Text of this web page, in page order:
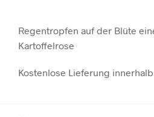
Regentropfen auf der Blüte
Kartoffelrose
Kostenlose Lieferung innerhalb